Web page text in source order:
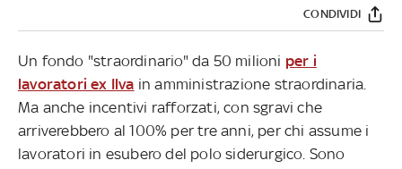
CONDIVIDI
Un fondo "straordinario" da 50 milioni per i
lavoratori ex Ilva in amministrazione straordinaria.
Ma anche incentivi rafforzati, con sgravi che
arriverebbero al 100% per tre anni, per chi assume i
lavoratori in esubero del polo siderurgico. Sono